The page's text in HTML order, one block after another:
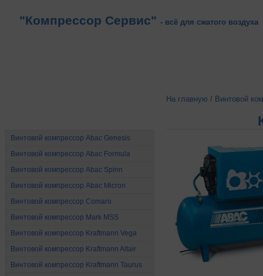
"Компрессор Сервис" - всё для сжатого воздуха
Винтовой компрессор Abac Genesis
Винтовой компрессор Abac Formula
Винтовой компрессор Abac Spinn
Винтовой компрессор Abac Micron
Винтовой компрессор Comaro
Винтовой компрессор Mark MSS
Винтовой компрессор Kraftmann Vega
Винтовой компрессор Kraftmann Altair
Винтовой компрессор Kraftmann Taurus
На главную / Винтовой